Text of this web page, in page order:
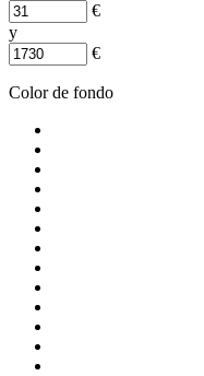
€
y
€
Color de fondo